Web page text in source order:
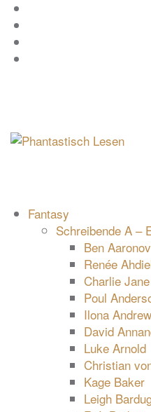
Zum
Inhalt
springen
Fantasy
Schreibende A –
Ben
Renée
Charlie
Poul
Ilona
David
Luke Arnold
Christian
Kage Baker
Leigh